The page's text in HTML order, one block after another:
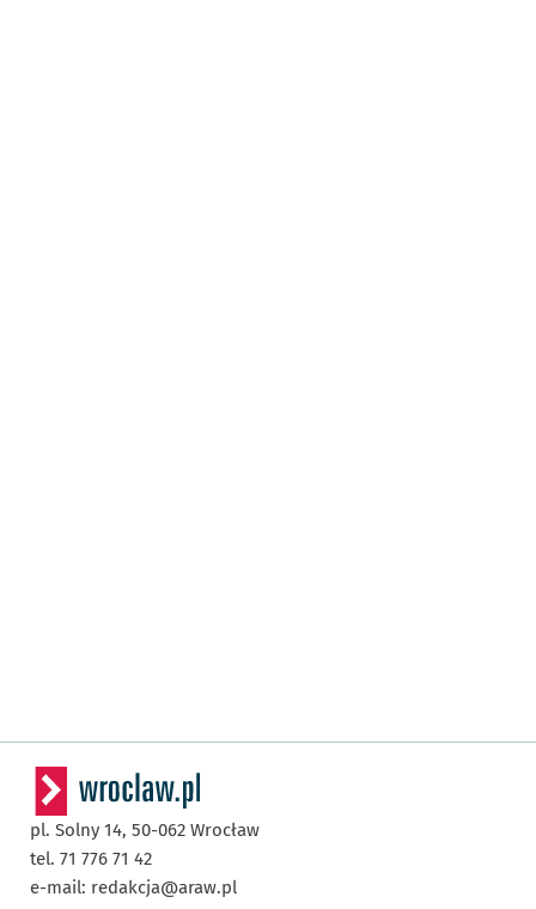
pl. Solny 14, 50-062 Wrocław
tel. 71 776 71 42
e-mail: redakcja@araw.pl